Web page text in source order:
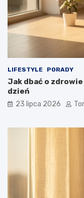
LIFESTYLE PORADY
Jak dbać o
dzień
23 lipca 2026